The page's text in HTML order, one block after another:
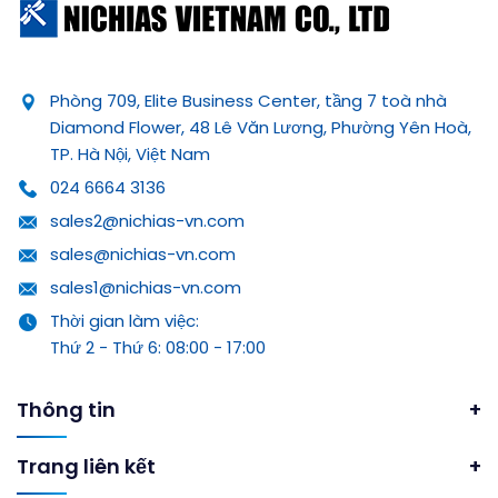
Phòng 709, Elite Business Center, tầng 7 toà nhà
Diamond Flower, 48 Lê Văn Lương, Phường Yên Hoà,
TP. Hà Nội, Việt Nam
024 6664 3136
sales2@nichias-vn.com
sales@nichias-vn.com
sales1@nichias-vn.com
Thời gian làm việc:
Thứ 2 - Thứ 6: 08:00 - 17:00
Thông tin
Trang liên kết